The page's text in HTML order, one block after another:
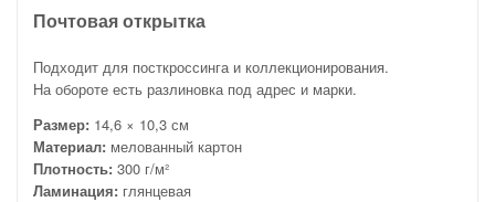
Почтовая открытка
Подходит для посткроссинга и коллекционирования.
На обороте есть разлиновка под адрес и марки.
Размер: 14,6 × 10,3 см
Материал: мелованный картон
Плотность: 300 г/м²
Ламинация: глянцевая